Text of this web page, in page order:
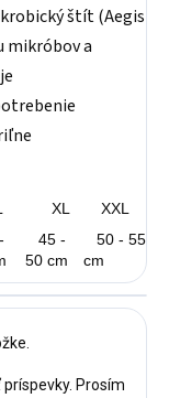
štít (Aegis
mikróbov a
XL
XXL
45 -
50 cm
50 - 55
cm
Prosím